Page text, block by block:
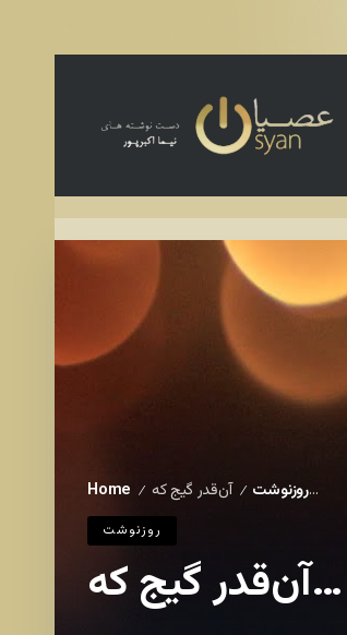
Home / روزنوشت / آن‌قدر گیج که…
روزنوشت
آن‌قدر گیج که…